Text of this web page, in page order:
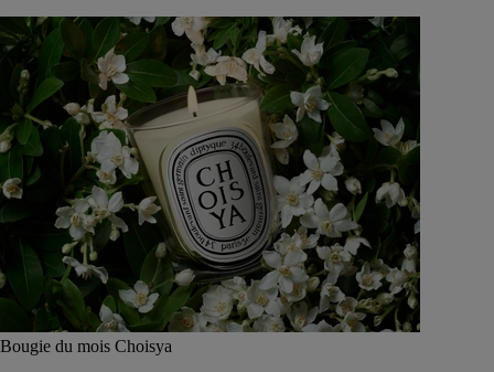
Bougie du mois Choisya